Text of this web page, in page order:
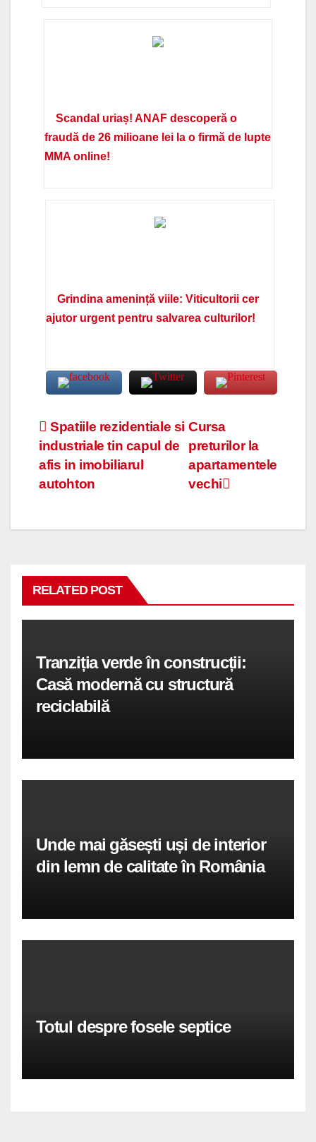
Scandal uriaș! ANAF descoperă o
fraudă de 26 milioane lei la o firmă de lupte
MMA online!
Grindina amenință viile: Viticultorii cer
ajutor urgent pentru salvarea culturilor!
Navigare
în
articole
Cursa
preturilor la
apartamentele
vechi
Spatiile rezidentiale si
industriale tin capul de
afis in imobiliarul
autohton
RELATED POST
Tranziția verde în construcții:
Casă modernă cu structură
reciclabilă
Unde mai găsești uși de interior
din lemn de calitate în România
Totul despre fosele septice